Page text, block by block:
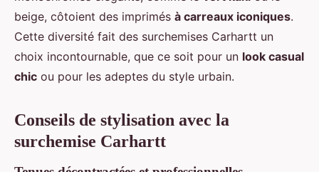
beige, côtoient des imprimés à carreaux iconiques.
Cette diversité fait des surchemises Carhartt un
choix incontournable, que ce soit pour un look casual
chic ou pour les adeptes du style urbain.
Conseils de stylisation avec la
surchemise Carhartt